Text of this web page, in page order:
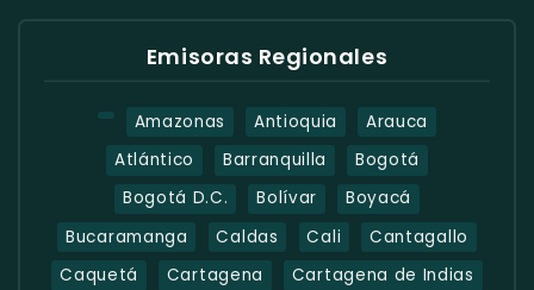
Emisoras Regionales
Amazonas Antioquia
Arauca
Atlántico
Barranquilla
Bogotá
Bogotá D.C.
Bolívar
Boyacá
Bucaramanga
Caldas Cali
Cantagallo
Caquetá
Cartagena Cartagena de Indias